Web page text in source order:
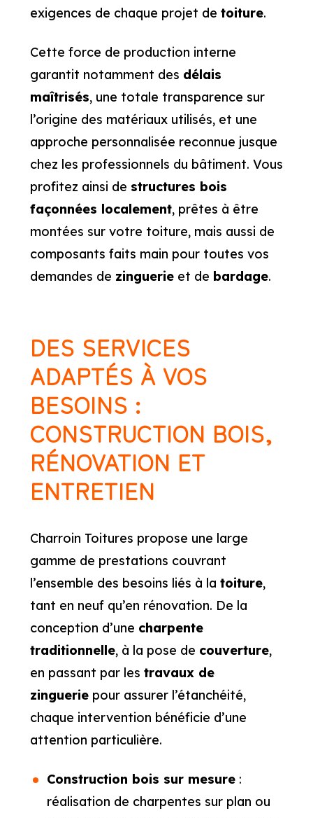
exigences de chaque projet de toiture.
Cette force de production interne
garantit notamment des délais
maîtrisés, une totale transparence sur
l’origine des matériaux utilisés, et une
approche personnalisée reconnue jusque
chez les professionnels du bâtiment. Vous
profitez ainsi de structures bois
façonnées localement, prêtes à être
montées sur votre toiture, mais aussi de
composants faits main pour toutes vos
demandes de zinguerieet de bardage.
DES SERVICES
ADAPTÉS À VOS
BESOINS :
CONSTRUCTION BOIS,
RÉNOVATION ET
ENTRETIEN
Charroin Toitures propose une large
gamme de prestations couvrant
l’ensemble des besoins liés à la toiture,
tant en neuf qu’en rénovation. De la
conception d’une charpente
traditionnelle, à la pose de couverture,
en passant par les travaux de
zingueriepour assurer l’étanchéité,
chaque intervention bénéficie d’une
attention particulière.
Construction bois sur mesure:
réalisation de charpentes sur plan ou